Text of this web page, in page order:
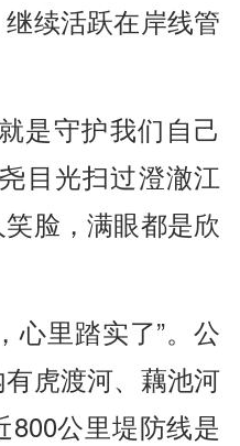
续活跃在岸线管
是守护我们自己
目光扫过澄澈江
脸，满眼都是欣
心里踏实了”。公
虎渡河、藕池河
800公里堤防线是